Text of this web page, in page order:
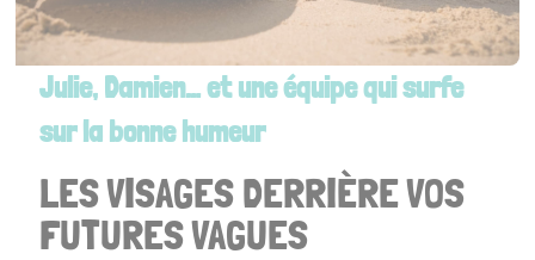
Julie, Damien… et une équipe qui surfe
sur la bonne humeur
LES VISAGES DERRIÈRE VOS
FUTURES VAGUES